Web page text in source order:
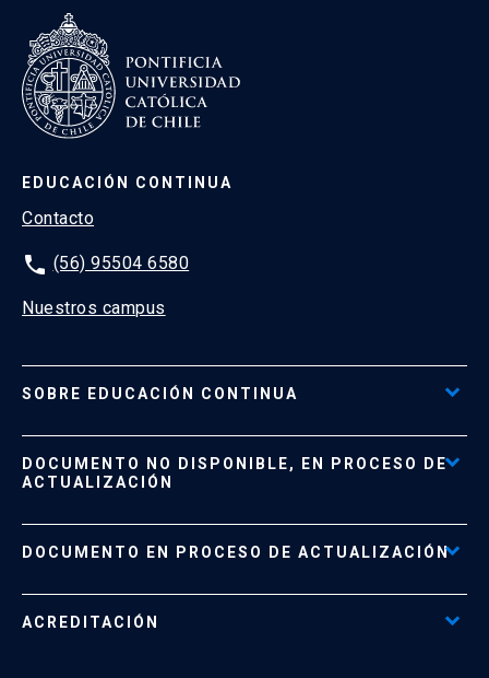
EDUCACIÓN CONTINUA
Contacto
phone (56) 95504 6580
Nuestros campus
SOBRE EDUCACIÓN CONTINUA
Formas de Pago
Políticas de Retiro, Devolución e Información Importante
DOCUMENTO NO DISPONIBLE, EN PROCESO DE
ACTUALIZACIÓN
Documento No Disponible file_download
DOCUMENTO EN PROCESO DE ACTUALIZACIÓN
ACREDITACIÓN